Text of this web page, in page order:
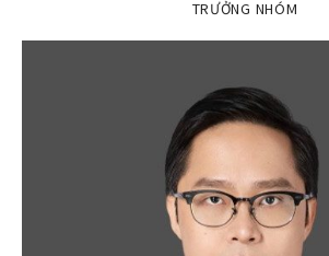
TRƯỞNG NHÓM